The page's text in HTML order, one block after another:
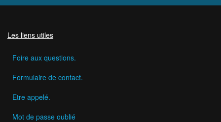
Les liens utiles
Foire aux questions.
Formulaire de contact.
Etre appelé.
Mot de passe oublié